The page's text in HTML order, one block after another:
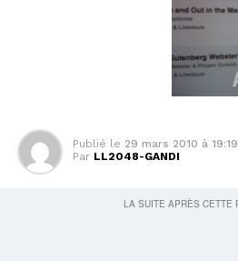
Publié le 29 mars 2010 à 19:19
Par LL2048-GANDI